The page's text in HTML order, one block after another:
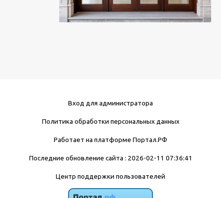
Вход для администратора
Политика обработки персональных данных
Работает на платформе Портал.РФ
Последние обновление сайта : 2026-02-11 07:36:41
Центр поддержки пользователей